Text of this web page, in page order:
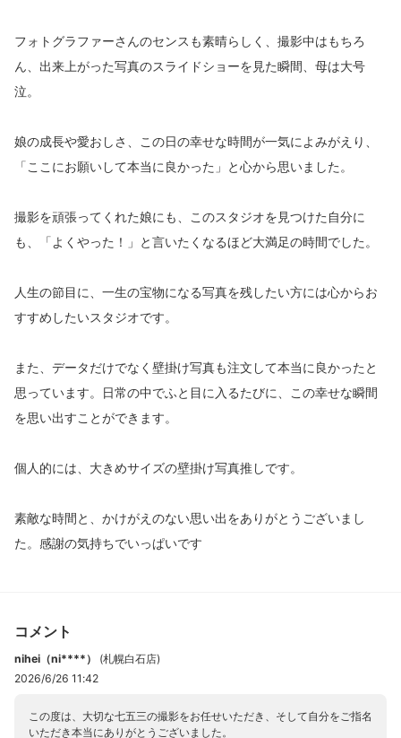
フォトグラファーさんのセンスも素晴らしく、撮影中はもちろ
ん、出来上がった写真のスライドショーを見た瞬間、母は大号
泣。
娘の成長や愛おしさ、この日の幸せな時間が一気によみがえり、
「ここにお願いして本当に良かった」と心から思いました。
撮影を頑張ってくれた娘にも、このスタジオを見つけた自分に
も、「よくやった！」と言いたくなるほど大満足の時間でした。
人生の節目に、一生の宝物になる写真を残したい方には心からお
すすめしたいスタジオです。
また、データだけでなく壁掛け写真も注文して本当に良かったと
思っています。日常の中でふと目に入るたびに、この幸せな瞬間
を思い出すことができます。
個人的には、大きめサイズの壁掛け写真推しです。
素敵な時間と、かけがえのない思い出をありがとうございまし
た。感謝の気持ちでいっぱいです
コメント
nihei（ni****） (札幌白石店)
2026/6/26 11:42
この度は、大切な七五三の撮影をお任せいただき、そして自分をご指名
いただき本当にありがとうございました。